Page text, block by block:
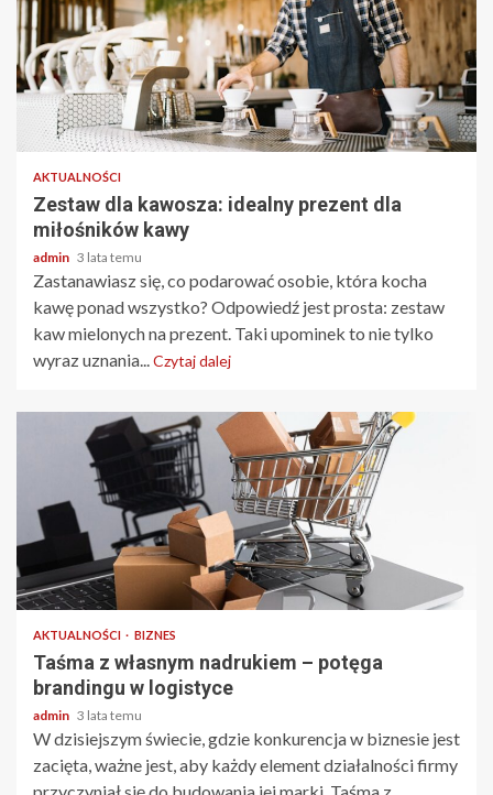
2 min odczytu
AKTUALNOŚCI
Zestaw dla kawosza: idealny prezent dla
miłośników kawy
admin 3 lata temu
Zastanawiasz się, co podarować osobie, która kocha
kawę ponad wszystko? Odpowiedź jest prosta: zestaw
kaw mielonych na prezent. Taki upominek to nie tylko
wyraz uznania...Czytaj dalej
2 min odczytu
AKTUALNOŚCI BIZNES
Taśma z własnym nadrukiem – potęga
brandingu w logistyce
admin 3 lata temu
W dzisiejszym świecie, gdzie konkurencja w biznesie jest
zacięta, ważne jest, aby każdy element działalności firmy